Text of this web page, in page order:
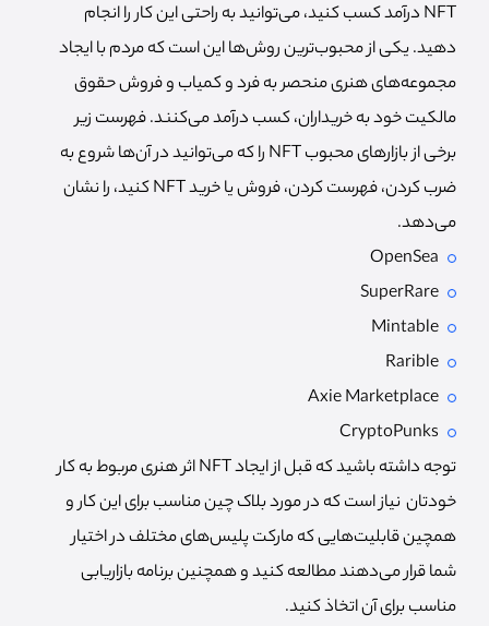
NFT درآمد کسب کنید، می‌توانید به راحتی این کار را انجام
دهید. یکی از محبوب‌ترین روش‌ها این است که مردم با ایجاد
مجموعه‌های هنری منحصر به فرد و کمیاب و فروش حقوق
مالکیت خود به خریداران، کسب درآمد می‌کنند. فهرست زیر
برخی از بازارهای محبوب NFT را که می‌توانید در آن‌ها شروع به
ضرب کردن، فهرست کردن، فروش یا خرید NFT کنید، را نشان
می‌دهد.
OpenSea
SuperRare
Mintable
Rarible
Axie Marketplace
CryptoPunks
توجه داشته باشید که قبل از ایجاد NFT اثر هنری مربوط به کار
خودتان نیاز است که در مورد بلاک چین مناسب برای این کار و
همچین قابلیت‌هایی که مارکت پلیس‌های مختلف در اختیار
شما قرار می‌دهند مطالعه کنید و همچنین برنامه بازاریابی
مناسب برای آن اتخاذ کنید.